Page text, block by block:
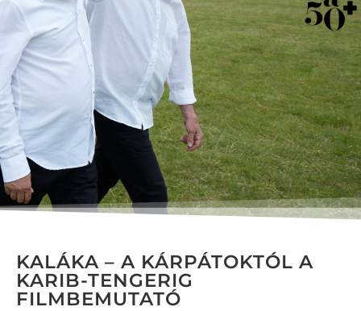
KALÁKA – A KÁRPÁTOKTÓL A
KARIB-TENGERIG
FILMBEMUTATÓ